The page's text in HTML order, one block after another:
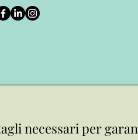
necessari per